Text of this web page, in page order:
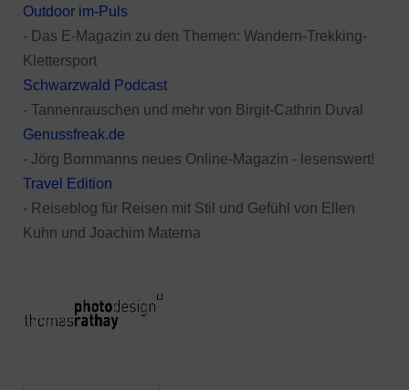
Outdoor im-Puls
- Das E-Magazin zu den Themen: Wandern-Trekking-
Klettersport
Schwarzwald Podcast
- Tannenrauschen und mehr von Birgit-Cathrin Duval
Genussfreak.de
- Jörg Bornmanns neues Online-Magazin - lesenswert!
Travel Edition
- Reiseblog für Reisen mit Stil und Gefühl von Ellen
Kuhn und Joachim Materna